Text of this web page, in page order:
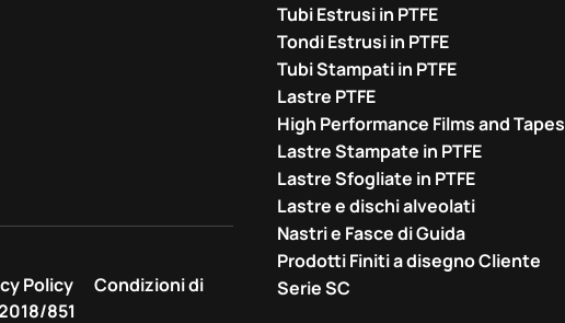
Policy
Condizioni di
851
Tubi Estrusi in PTFE
Tondi Estrusi in PTFE
Tubi Stampati in PTFE
Lastre PTFE
High Performance Films and Tapes
Lastre Stampate in PTFE
Lastre Sfogliate in PTFE
Lastre e dischi alveolati
Nastri e Fasce di Guida
Prodotti Finiti a disegno Cliente
Serie SC